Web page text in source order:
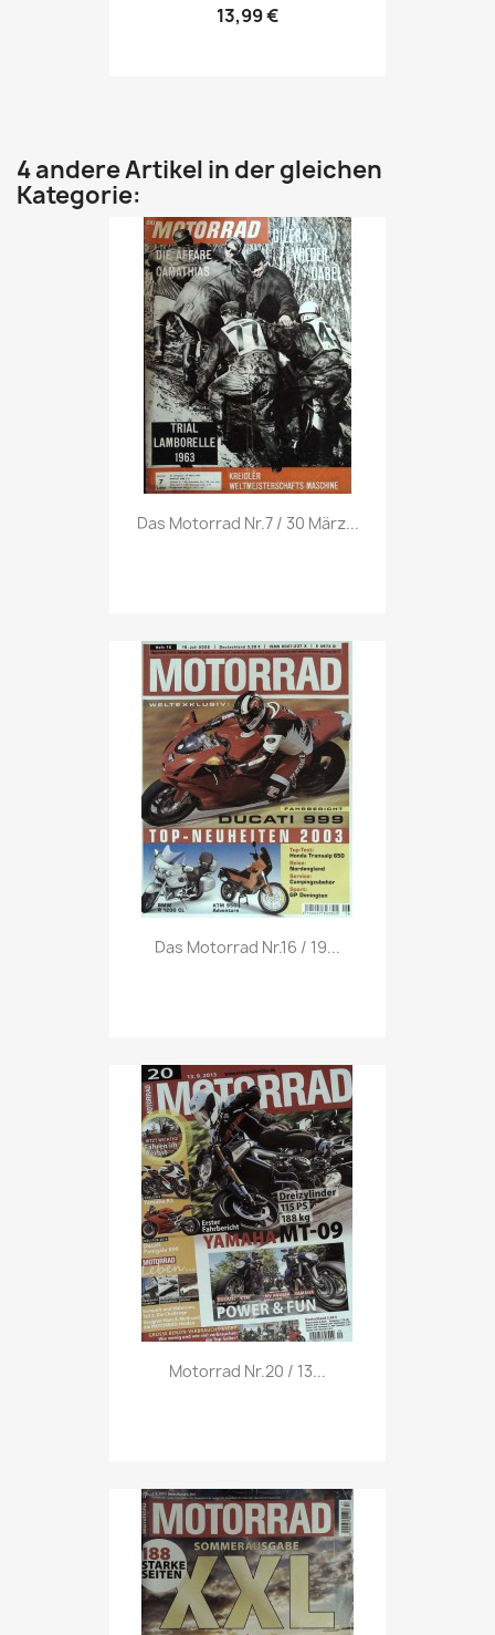
13,99 €
4 andere Artikel in der gleichen
Kategorie:
Vorschau
Das Motorrad Nr.7 / 30 März...
Vorschau
Das Motorrad Nr.16 / 19...
Vorschau
Motorrad Nr.20 / 13...